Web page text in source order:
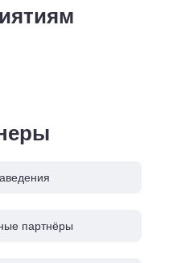
партнёры